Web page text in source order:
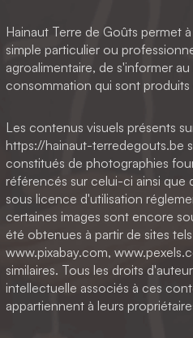
Hainaut Terre de Goûts permet
simple particulier ou
agroalimentaire, de s'informer
consommation qui sont produits
Les contenus visuels présents
https://hainaut-terredegouts.be
constitués de photographies
référencés sur celui-ci ainsi que
sous licence d'utilisation
certaines images sont encore
été obtenues à partir de sites
www.pixabay.com,
similaires. Tous les droits
intellectuelle associés à ces
appartiennent à leurs